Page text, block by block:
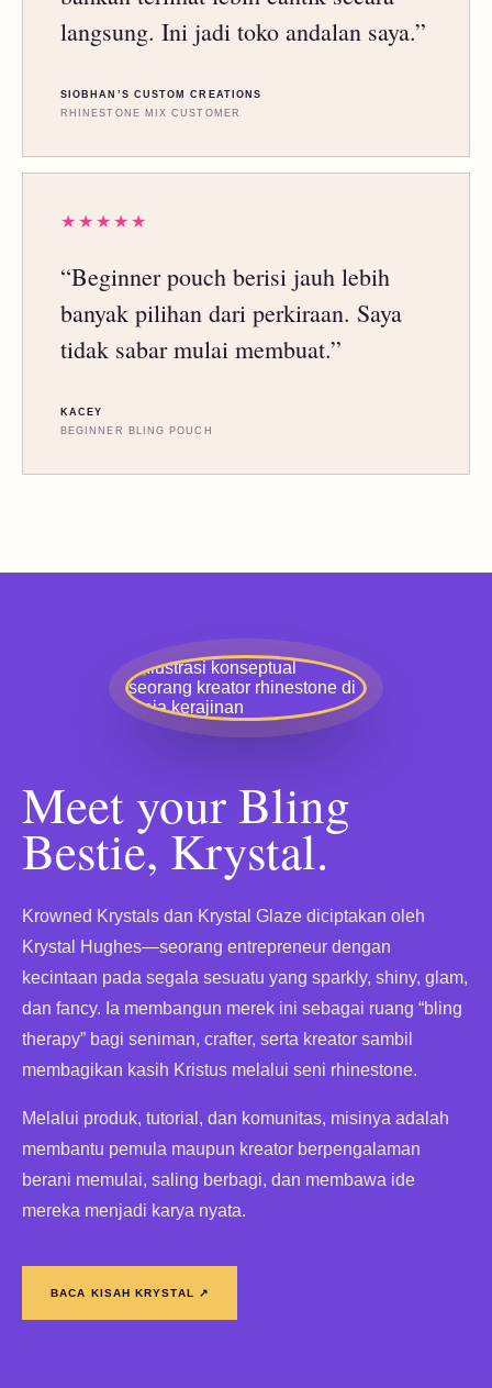
langsung. Ini jadi toko andalan saya.”
SIOBHAN’S CUSTOM CREATIONS
RHINESTONE MIX CUSTOMER
★★★★★
“Beginner pouch berisi jauh lebih
banyak pilihan dari perkiraan. Saya
tidak sabar mulai membuat.”
KACEY
BEGINNER BLING POUCH
Meet your Bling
Bestie, Krystal.
Krowned Krystals dan Krystal Glaze diciptakan oleh
Krystal Hughes—seorang entrepreneur dengan
kecintaan pada segala sesuatu yang sparkly, shiny, glam,
dan fancy. Ia membangun merek ini sebagai ruang “bling
therapy” bagi seniman, crafter, serta kreator sambil
membagikan kasih Kristus melalui seni rhinestone.
Melalui produk, tutorial, dan komunitas, misinya adalah
membantu pemula maupun kreator berpengalaman
berani memulai, saling berbagi, dan membawa ide
mereka menjadi karya nyata.
BACA KISAH KRYSTAL ↗